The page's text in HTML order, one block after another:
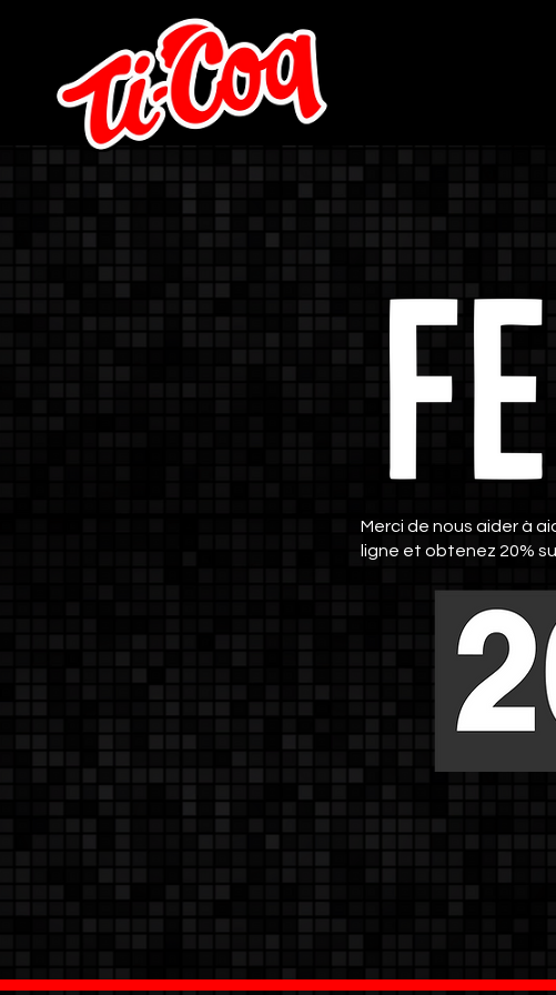
Merci de nous aider à
ligne et obtenez 20%